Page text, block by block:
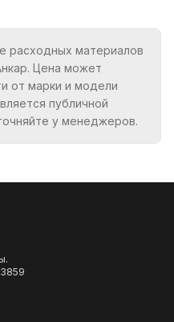
расходных материалов
Цена может
от марки и модели
публичной
у менеджеров.